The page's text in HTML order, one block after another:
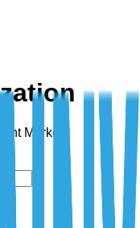
Market